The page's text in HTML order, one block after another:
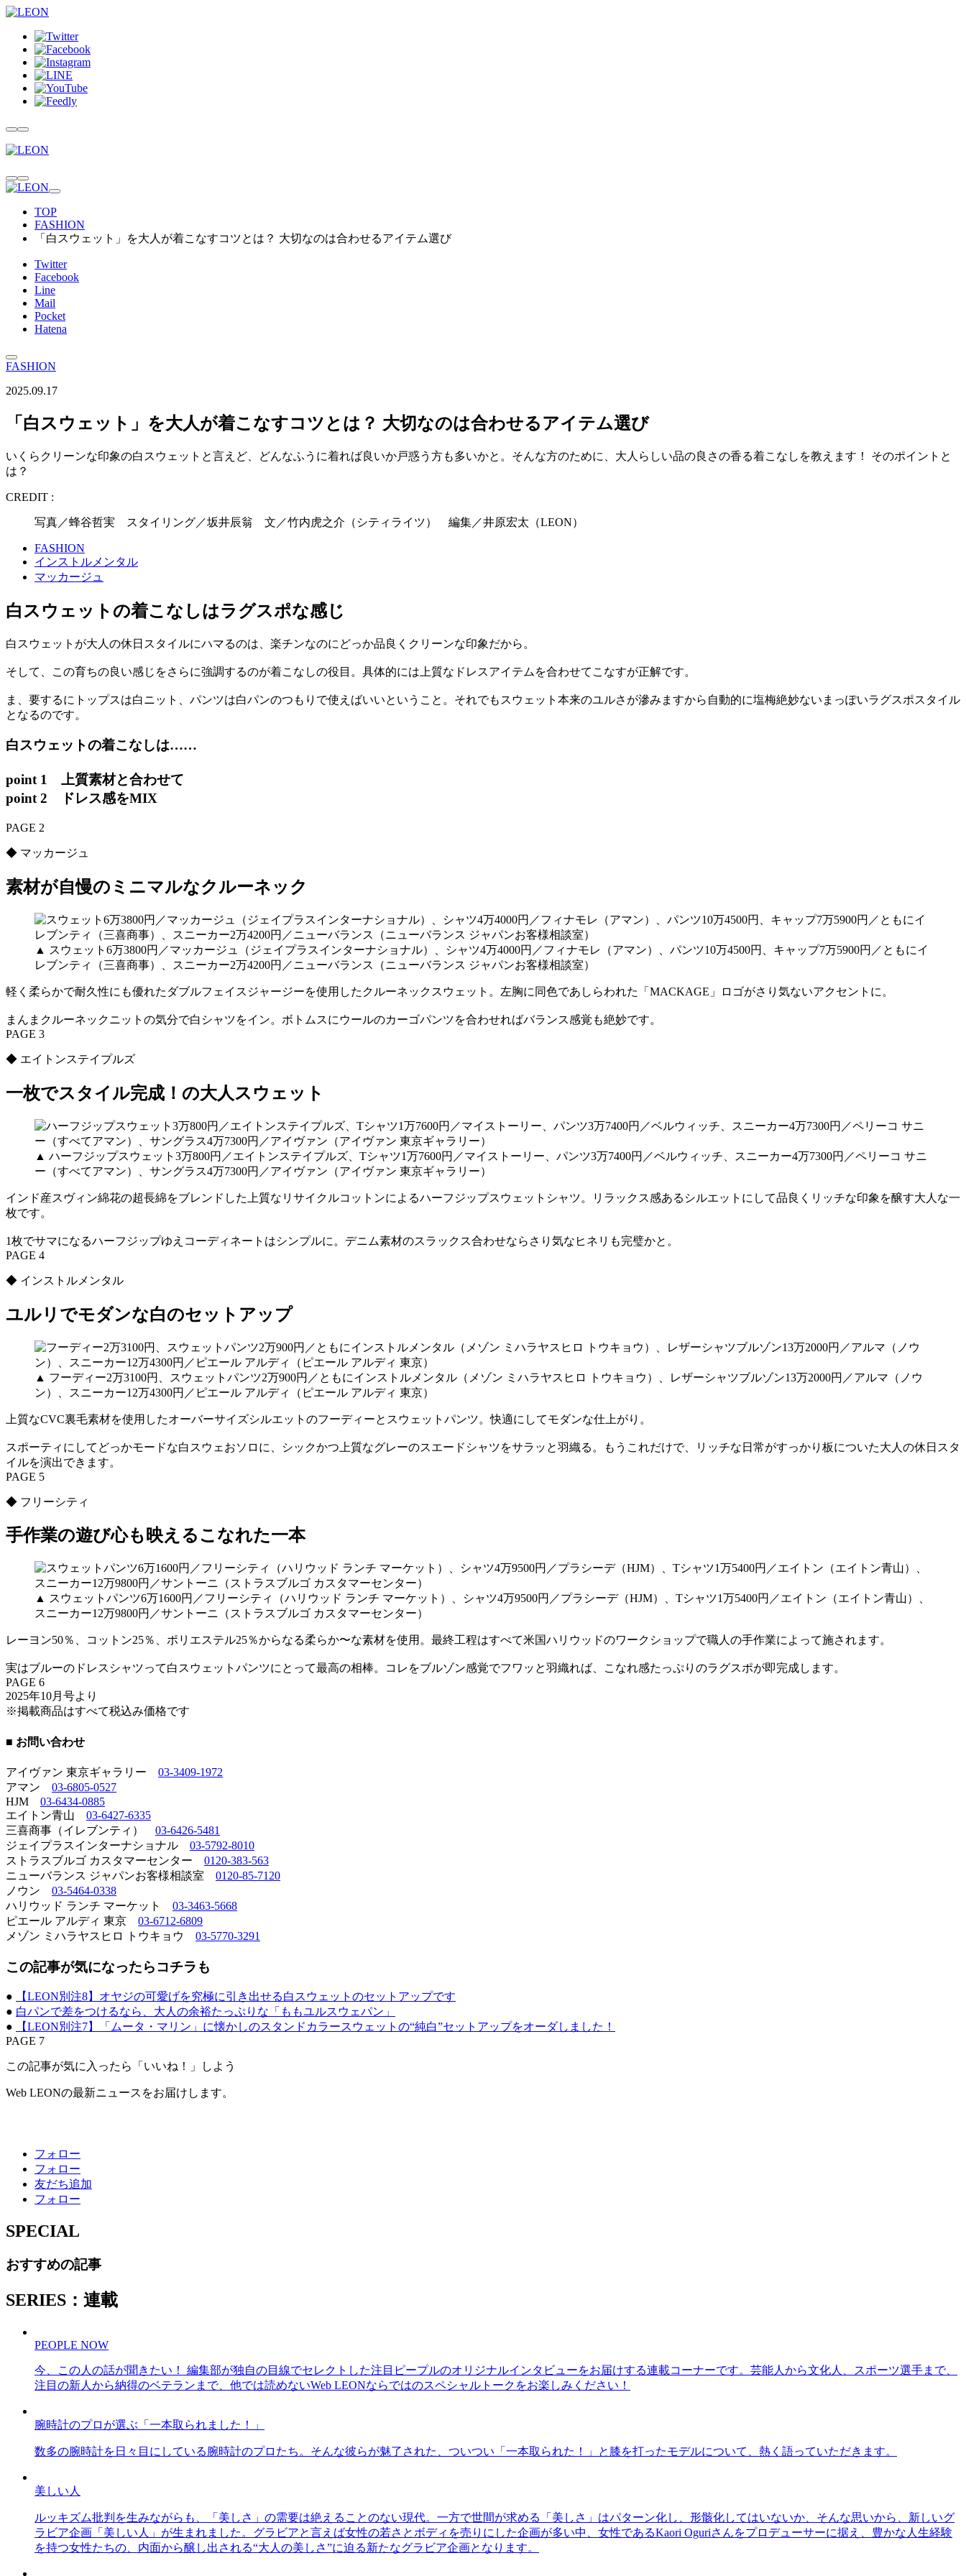
TOP
FASHION
「白スウェット」を大人が着こなすコツとは？ 大切なのは合わせるアイテム選び
Twitter
Facebook
Line
Mail
Pocket
Hatena
FASHION
2025.09.17
「白スウェット」を大人が着こなすコツとは？ 大切なのは合わせるアイテム選び
いくらクリーンな印象の白スウェットと言えど、どんなふうに着れば良いか戸惑う方も多いかと。そんな方のために、大人らしい品の良さの香る着こなしを教えます！ そのポイントと
は？
CREDIT :
写真／蜂谷哲実 スタイリング／坂井辰翁 文／竹内虎之介（シティライツ） 編集／井原宏太（LEON）
FASHION
インストルメンタル
マッカージュ
白スウェットの着こなしはラグスポな感じ
白スウェットが大人の休日スタイルにハマるのは、楽チンなのにどっか品良くクリーンな印象だから。
そして、この育ちの良い感じをさらに強調するのが着こなしの役目。具体的には上質なドレスアイテムを合わせてこなすが正解です。
ま、要するにトップスは白ニット、パンツは白パンのつもりで使えばいいということ。それでもスウェット本来のユルさが滲みますから自動的に塩梅絶妙ないまっぽいラグスポスタイル
となるのです。
白スウェットの着こなしは……
point 1 上質素材と合わせて
point 2 ドレス感をMIX
PAGE 2
◆ マッカージュ
素材が自慢のミニマルなクルーネック
▲ スウェット6万3800円／マッカージュ（ジェイプラスインターナショナル）、シャツ4万4000円／フィナモレ（アマン）、パンツ10万4500円、キャップ7万5900円／ともにイ
レブンティ（三喜商事）、スニーカー2万4200円／ニューバランス（ニューバランス ジャパンお客様相談室）
軽く柔らかで耐久性にも優れたダブルフェイスジャージーを使用したクルーネックスウェット。左胸に同色であしらわれた「MACKAGE」ロゴがさり気ないアクセントに。
まんまクルーネックニットの気分で白シャツをイン。ボトムスにウールのカーゴパンツを合わせればバランス感覚も絶妙です。
PAGE 3
◆ エイトンステイプルズ
一枚でスタイル完成！の大人スウェット
▲ ハーフジップスウェット3万800円／エイトンステイプルズ、Tシャツ1万7600円／マイストーリー、パンツ3万7400円／ベルウィッチ、スニーカー4万7300円／ペリーコ サニ
ー（すべてアマン）、サングラス4万7300円／アイヴァン（アイヴァン 東京ギャラリー）
インド産スヴィン綿花の超長綿をブレンドした上質なリサイクルコットンによるハーフジップスウェットシャツ。リラックス感あるシルエットにして品良くリッチな印象を醸す大人な一
枚です。
1枚でサマになるハーフジップゆえコーディネートはシンプルに。デニム素材のスラックス合わせならさり気なヒネリも完璧かと。
PAGE 4
◆ インストルメンタル
ユルリでモダンな白のセットアップ
▲ フーディー2万3100円、スウェットパンツ2万900円／ともにインストルメンタル（メゾン ミハラヤスヒロ トウキョウ）、レザーシャツブルゾン13万2000円／アルマ（ノウ
ン）、スニーカー12万4300円／ピエール アルディ（ピエール アルディ 東京）
上質なCVC裏毛素材を使用したオーバーサイズシルエットのフーディーとスウェットパンツ。快適にしてモダンな仕上がり。
スポーティにしてどっかモードな白スウェおソロに、シックかつ上質なグレーのスエードシャツをサラッと羽織る。もうこれだけで、リッチな日常がすっかり板についた大人の休日スタ
イルを演出できます。
PAGE 5
◆ フリーシティ
手作業の遊び心も映えるこなれた一本
▲ スウェットパンツ6万1600円／フリーシティ（ハリウッド ランチ マーケット）、シャツ4万9500円／プラシーデ（HJM）、Tシャツ1万5400円／エイトン（エイトン青山）、
スニーカー12万9800円／サントーニ（ストラスブルゴ カスタマーセンター）
レーヨン50％、コットン25％、ポリエステル25％からなる柔らか〜な素材を使用。最終工程はすべて米国ハリウッドのワークショップで職人の手作業によって施されます。
実はブルーのドレスシャツって白スウェットパンツにとって最高の相棒。コレをブルゾン感覚でフワッと羽織れば、こなれ感たっぷりのラグスポが即完成します。
PAGE 6
2025年10月号より
※掲載商品はすべて税込み価格です
■ お問い合わせ
アイヴァン 東京ギャラリー 03-3409-1972
アマン 03-6805-0527
HJM 03-6434-0885
エイトン青山 03-6427-6335
三喜商事（イレブンティ） 03-6426-5481
ジェイプラスインターナショナル 03-5792-8010
ストラスブルゴ カスタマーセンター 0120-383-563
ニューバランス ジャパンお客様相談室 0120-85-7120
ノウン 03-5464-0338
ハリウッド ランチ マーケット 03-3463-5668
ピエール アルディ 東京 03-6712-6809
メゾン ミハラヤスヒロ トウキョウ 03-5770-3291
この記事が気になったらコチラも
●
【LEON別注8】オヤジの可愛げを究極に引き出せる白スウェットのセットアップです
● 白パンで差をつけるなら、大人の余裕たっぷりな「ももユルスウェパン」
●
【LEON別注7】「ムータ・マリン」に懐かしのスタンドカラースウェットの“純白”セットアップをオーダしました！
PAGE 7
この記事が気に入ったら「いいね！」しよう
Web LEONの最新ニュースをお届けします。
フォロー
フォロー
友だち追加
フォロー
SPECIAL
おすすめの記事
SERIES：連載
PEOPLE NOW
今、この人の話が聞きたい！ 編集部が独自の目線でセレクトした注目ピープルのオリジナルインタビューをお届けする連載コーナーです。芸能人から文化人、スポーツ選手まで、
注目の新人から納得のベテランまで、他では読めないWeb LEONならではのスペシャルトークをお楽しみください！
腕時計のプロが選ぶ「一本取られました！」
数多の腕時計を日々目にしている腕時計のプロたち。そんな彼らが魅了された、ついつい「一本取られた！」と膝を打ったモデルについて、熱く語っていただきます。
美しい人
ルッキズム批判を生みながらも、「美しさ」の需要は絶えることのない現代。一方で世間が求める「美しさ」はパターン化し、形骸化してはいないか、そんな思いから、新しいグ
ラビア企画「美しい人」が生まれました。グラビアと言えば女性の若さとボディを売りにした企画が多い中、女性であるKaori Oguriさんをプロデューサーに据え、豊かな人生経験
を持つ女性たちの、内面から醸し出される“大人の美しさ”に迫る新たなグラビア企画となります。